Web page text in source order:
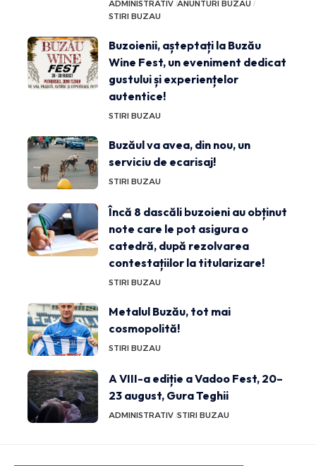
ADMINISTRATIV ANUNTURI BUZAU
STIRI BUZAU
Buzoienii, așteptați la Buzău
Wine Fest, un eveniment dedicat
gustului și experiențelor
autentice!
STIRI BUZAU
Buzăul va avea, din nou, un
serviciu de ecarisaj!
STIRI BUZAU
Încă 8 dascăli buzoieni au obținut
note care le pot asigura o
catedră, după rezolvarea
contestațiilor la titularizare!
STIRI BUZAU
Metalul Buzău, tot mai
cosmopolită!
STIRI BUZAU
A VIII-a ediție a Vadoo Fest, 20–
23 august, Gura Teghii
ADMINISTRATIV STIRI BUZAU